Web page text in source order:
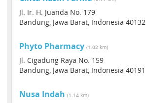
Jl. Ir. H. Juanda No. 179
Bandung, Jawa Barat, Indonesia 40132
Phyto Pharmacy (1.02 km)
Jl. Cigadung Raya No. 159
Bandung, Jawa Barat, Indonesia 40191
Nusa Indah (1.14 km)